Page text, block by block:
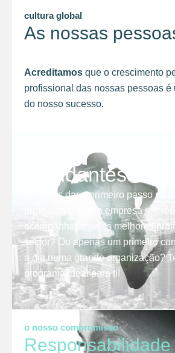
cultura global
As nossas
Acreditamos que o crescimento
profissional das nossas pessoas é
do nosso sucesso.
Estudantes e
Procuras dar o primeiro passo na
profissional, numa empresa
acompanhado pelos melhores
sector? Ou apenas um primeiro
a dia numa grande organização?
programa ideal para ti!
o nosso compromisso
Responsabilidade